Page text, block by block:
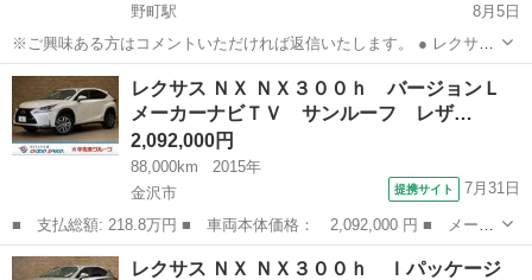
野町駅
8月5日
※ご興味ある方はコメントいただければ返信いたします。 ● レクサス
CT200h Fスポーツ ●年式:H24年2月 ●車検:令和9年3月 ●排気
量:1800cc ●ブラック ●走行距離:171,000km ●...
石川 金沢市 野町駅
レクサス ＮＸ ＮＸ３００ｈ バージョンＬ
メーカーナビＴＶ サンルーフ レザ…
2,092,000円
88,000km
2015年
金沢市
提携サイト 7月31日
■ 支払総額: 218.8万円 ■ 車両本体価格： 2,092,000 円 ■ メーカ
ー名： レクサス ■ 車種名： ＮＸ ■ グレード名： ＮＸ３００
ｈ バージョンＬ メーカーナビＴＶ サンルーフ レザー ＥＴ
石川 金沢市 レクサス
レクサス ＮＸ ＮＸ３００ｈ Ｉパッケージ